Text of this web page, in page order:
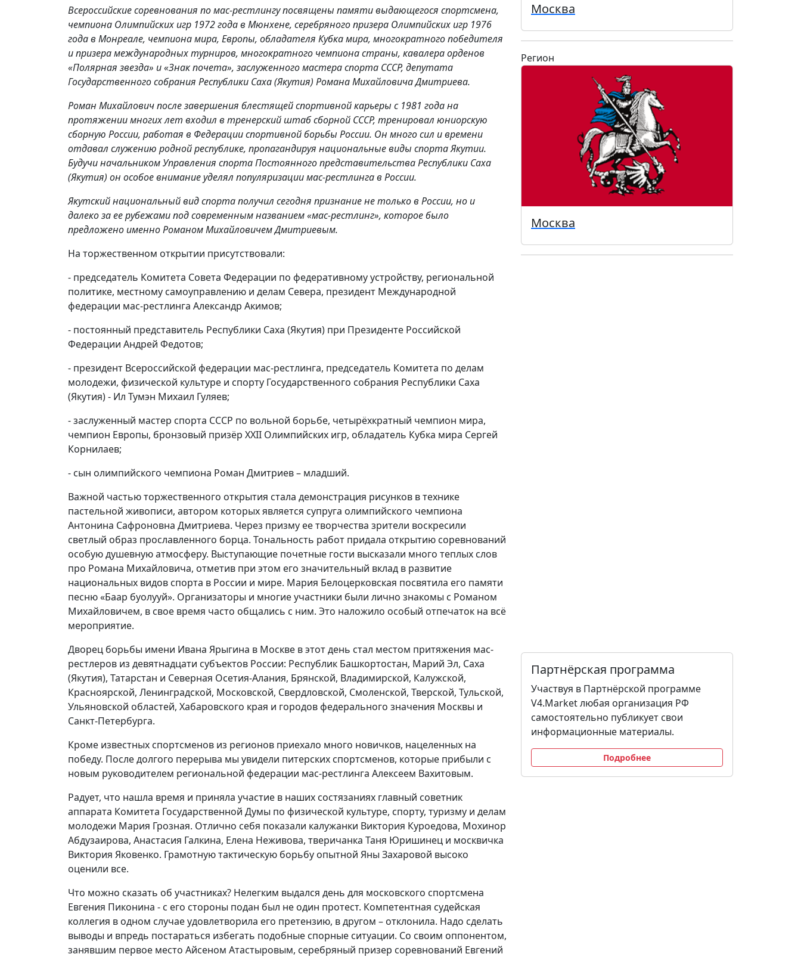
Всероссийские соревнования по мас-рестлингу посвящены памяти выдающегося спортсмена,
чемпиона Олимпийских игр 1972 года в Мюнхене, серебряного призера Олимпийских игр 1976
года в Монреале, чемпиона мира, Европы, обладателя Кубка мира, многократного победителя
и призера международных турниров, многократного чемпиона страны, кавалера орденов
«Полярная звезда» и «Знак почета», заслуженного мастера спорта СССР, депутата
Государственного собрания Республики Саха (Якутия) Романа Михайловича Дмитриева.
Роман Михайлович после завершения блестящей спортивной карьеры с 1981 года на
протяжении многих лет входил в тренерский штаб сборной СССР, тренировал юниорскую
сборную России, работая в Федерации спортивной борьбы России. Он много сил и времени
отдавал служению родной республике, пропагандируя национальные виды спорта Якутии.
Будучи начальником Управления спорта Постоянного представительства Республики Саха
(Якутия) он особое внимание уделял популяризации мас-рестлинга в России.
Якутский национальный вид спорта получил сегодня признание не только в России, но и
далеко за ее рубежами под современным названием «мас-рестлинг», которое было
предложено именно Романом Михайловичем Дмитриевым.
На торжественном открытии присутствовали:
- председатель Комитета Совета Федерации по федеративному устройству, региональной
политике, местному самоуправлению и делам Севера, президент Международной
федерации мас-рестлинга Александр Акимов;
- постоянный представитель Республики Саха (Якутия) при Президенте Российской
Федерации Андрей Федотов;
- президент Всероссийской федерации мас-рестлинга, председатель Комитета по делам
молодежи, физической культуре и спорту Государственного собрания Республики Саха
(Якутия) - Ил Тумэн Михаил Гуляев;
- заслуженный мастер спорта СССР по вольной борьбе, четырёхкратный чемпион мира,
чемпион Европы, бронзовый призёр XXII Олимпийских игр, обладатель Кубка мира Сергей
Корнилаев;
- сын олимпийского чемпиона Роман Дмитриев – младший.
Важной частью торжественного открытия стала демонстрация рисунков в технике
пастельной живописи, автором которых является супруга олимпийского чемпиона
Антонина Сафроновна Дмитриева. Через призму ее творчества зрители воскресили
светлый образ прославленного борца. Тональность работ придала открытию соревнований
особую душевную атмосферу. Выступающие почетные гости высказали много теплых слов
про Романа Михайловича, отметив при этом его значительный вклад в развитие
национальных видов спорта в России и мире. Мария Белоцерковская посвятила его памяти
песню «Баар буолууй». Организаторы и многие участники были лично знакомы с Романом
Михайловичем, в свое время часто общались с ним. Это наложило особый отпечаток на всё
мероприятие.
Дворец борьбы имени Ивана Ярыгина в Москве в этот день стал местом притяжения мас-
рестлеров из девятнадцати субъектов России: Республик Башкортостан, Марий Эл, Саха
(Якутия), Татарстан и Северная Осетия-Алания, Брянской, Владимирской, Калужской,
Красноярской, Ленинградской, Московской, Свердловской, Смоленской, Тверской, Тульской,
Ульяновской областей, Хабаровского края и городов федерального значения Москвы и
Санкт-Петербурга.
Кроме известных спортсменов из регионов приехало много новичков, нацеленных на
победу. После долгого перерыва мы увидели питерских спортсменов, которые прибыли с
новым руководителем региональной федерации мас-рестлинга Алексеем Вахитовым.
Радует, что нашла время и приняла участие в наших состязаниях главный советник
аппарата Комитета Государственной Думы по физической культуре, спорту, туризму и делам
молодежи Мария Грозная. Отлично себя показали калужанки Виктория Куроедова, Мохинор
Абдузаирова, Анастасия Галкина, Елена Неживова, тверичанка Таня Юришинец и москвичка
Виктория Яковенко. Грамотную тактическую борьбу опытной Яны Захаровой высоко
оценили все.
Что можно сказать об участниках? Нелегким выдался день для московского спортсмена
Евгения Пиконина - с его стороны подан был не один протест. Компетентная судейская
коллегия в одном случае удовлетворила его претензию, в другом – отклонила. Надо сделать
выводы и впредь постараться избегать подобные спорные ситуации. Со своим оппонентом,
занявшим первое место Айсеном Атастыровым, серебряный призер соревнований Евгений
Москва
Регион
Москва
Партнёрская программа
Участвуя в Партнёрской программе
V4.Market любая организация РФ
самостоятельно публикует свои
информационные материалы.
Подробнее